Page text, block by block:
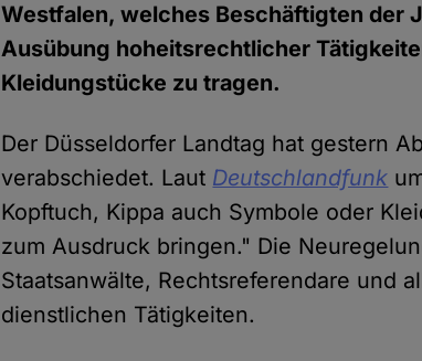
Westfalen, welches Beschäftigten der
Ausübung hoheitsrechtlicher
Kleidungstücke zu tragen.
Der Düsseldorfer Landtag hat gestern
verabschiedet. Laut Deutschlandfunk
Kopftuch, Kippa auch Symbole oder
zum Ausdruck bringen." Die
Staatsanwälte, Rechtsreferendare und
dienstlichen Tätigkeiten.